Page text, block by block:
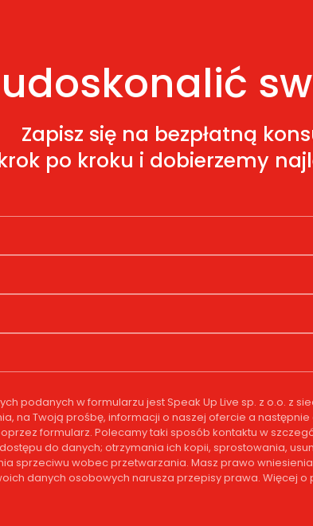
Zapisz się na bezpłatną
po kroku i dobierzemy
podanych w formularzu jest Speak Up Live sp. z o.o. z
na Twoją prośbę, informacji o naszej ofercie a
formularz. Polecamy taki sposób kontaktu w
do danych; otrzymania ich kopii, sprostowania,
sprzeciwu wobec przetwarzania. Masz prawo
danych osobowych narusza przepisy prawa. Więcej